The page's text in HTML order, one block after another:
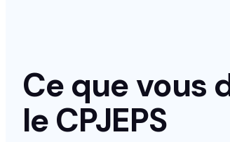
Ce que vous
le CPJEPS